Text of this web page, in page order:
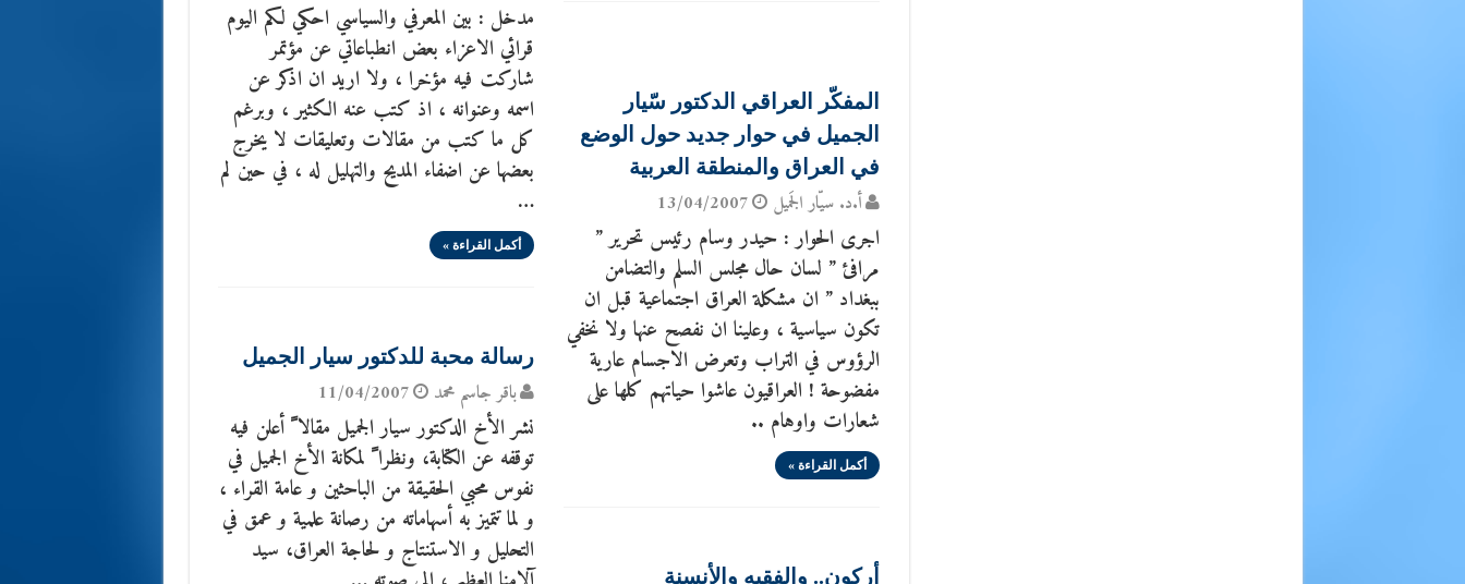
مدخل : بين المعرفي والسياسي احكي لكم اليوم
قرائي الاعزاء بعض انطباعاتي عن مؤتمر
شاركت فيه مؤخرا ، ولا اريد ان اذكر عن
اسمه وعنوانه ، اذ كتب عنه الكثير ، وبرغم
كل ما كتب من مقالات وتعليقات لا يخرج
بعضها عن اضفاء المديح والتهليل له ، في حين لم
…
أكمل القراءة »
المفكّر العراقي الدكتور سّيار
الجميل في حوار جديد حول الوضع
في العراق والمنطقة العربية
أ.د. سيّار الجَميل 13/04/2007
اجرى الحوار : حيدر وسام رئيس تحرير ”
مرافئ ” لسان حال مجلس السلم والتضامن
ببغداد ” ان مشكلة العراق اجتماعية قبل ان
تكون سياسية ، وعلينا ان نفصح عنها ولا نخفي
الرؤوس في التراب وتعرض الاجسام عارية
مفضوحة ! العراقيون عاشوا حياتهم كلها على
شعارات واوهام ..
أكمل القراءة »
رسالة محبة للدكتور سيار الجميل
باقر جاسم محمد 11/04/2007
نشر الأخ الدكتور سيار الجميل مقالا ً أعلن فيه
توقفه عن الكتابة، ونظرا ً لمكانة الأخ الجميل في
نفوس محبي الحقيقة من الباحثين و عامة القراء ،
و لما تتميز به أسهاماته من رصانة علمية و عمق في
التحليل و الاستنتاج و لحاجة العراق، سيد
أركون.. والفقيه والأنسنة